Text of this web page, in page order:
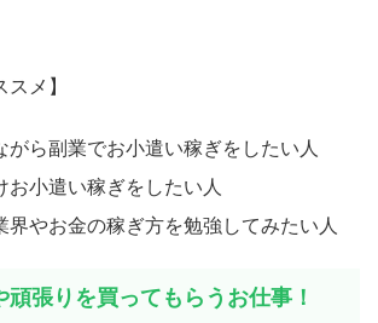
メ】
がら副業でお小遣い稼ぎをしたい人
お小遣い稼ぎをしたい人
界やお金の稼ぎ方を勉強してみたい人
頑張りを買ってもらうお仕事！